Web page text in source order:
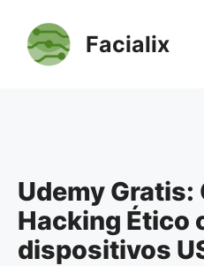
contenido
Facialix
Udemy Gratis:
Hacking Ético
dispositivos